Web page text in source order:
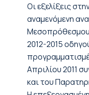
Οι εξελίξεις
αναμενόμενη
Μεσοπρόθεσμου
2012-2015
Απριλίου 2011
και του